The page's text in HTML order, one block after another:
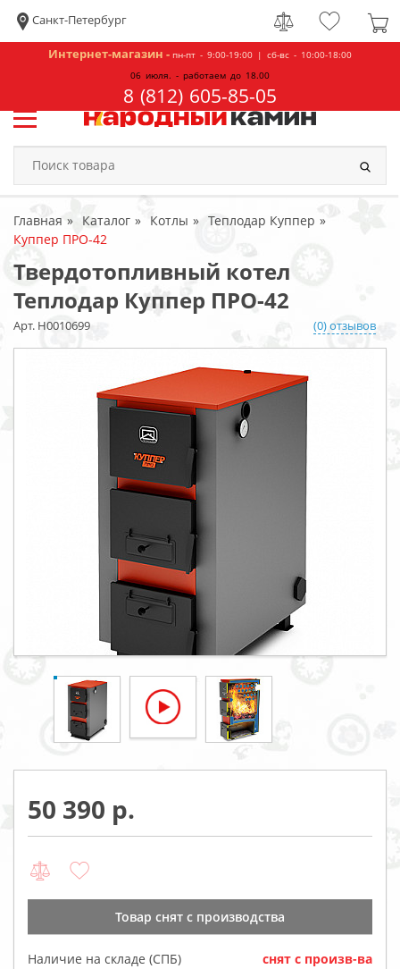
Санкт-Петербург
Интернет-магазин - пн-пт - 9:00-19:00 | сб-вс - 10:00-18:00
06 июля. - работаем до 18.00
8 (812) 605-85-05
Главная Каталог Котлы
Теплодар Куппер
Куппер ПРО-42
Твердотопливный котел
Теплодар Куппер ПРО-42
Арт. Н0010699 (0) отзывов
50 390
Товар cнят с производства
Наличие на складе (СПБ)
cнят с произв-ва